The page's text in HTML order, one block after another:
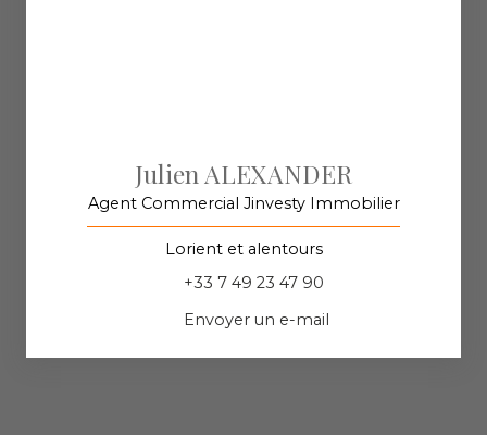
Julien ALEXANDER
Agent Commercial Jinvesty Immobilier
Lorient et alentours
+33 7 49 23 47 90
Envoyer un e-mail